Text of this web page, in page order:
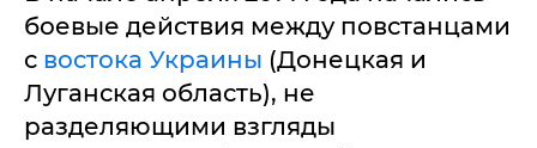
боевые действия между повстанцами
с востока Украины (Донецкая и
Луганская область), не
разделяющими взгляды